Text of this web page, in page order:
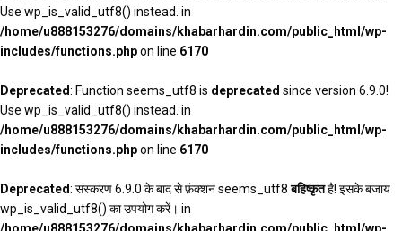
Use wp_is_valid_utf8() instead. in
/home/u888153276/domains/khabarhardin.com/public_html/wp-
includes/functions.phpon line 6170
Deprecated: Function seems_utf8 is deprecated since version 6.9.0!
Use wp_is_valid_utf8() instead. in
/home/u888153276/domains/khabarhardin.com/public_html/wp-
includes/functions.phpon line 6170
Deprecated: संस्करण 6.9.0 के बाद से फ़ंक्शन seems_utf8बहिष्कृतहै! इसके बजाय
wp_is_valid_utf8() का उपयोग करें। in
/home/u888153276/domains/khabarhardin.com/public_html/wp-